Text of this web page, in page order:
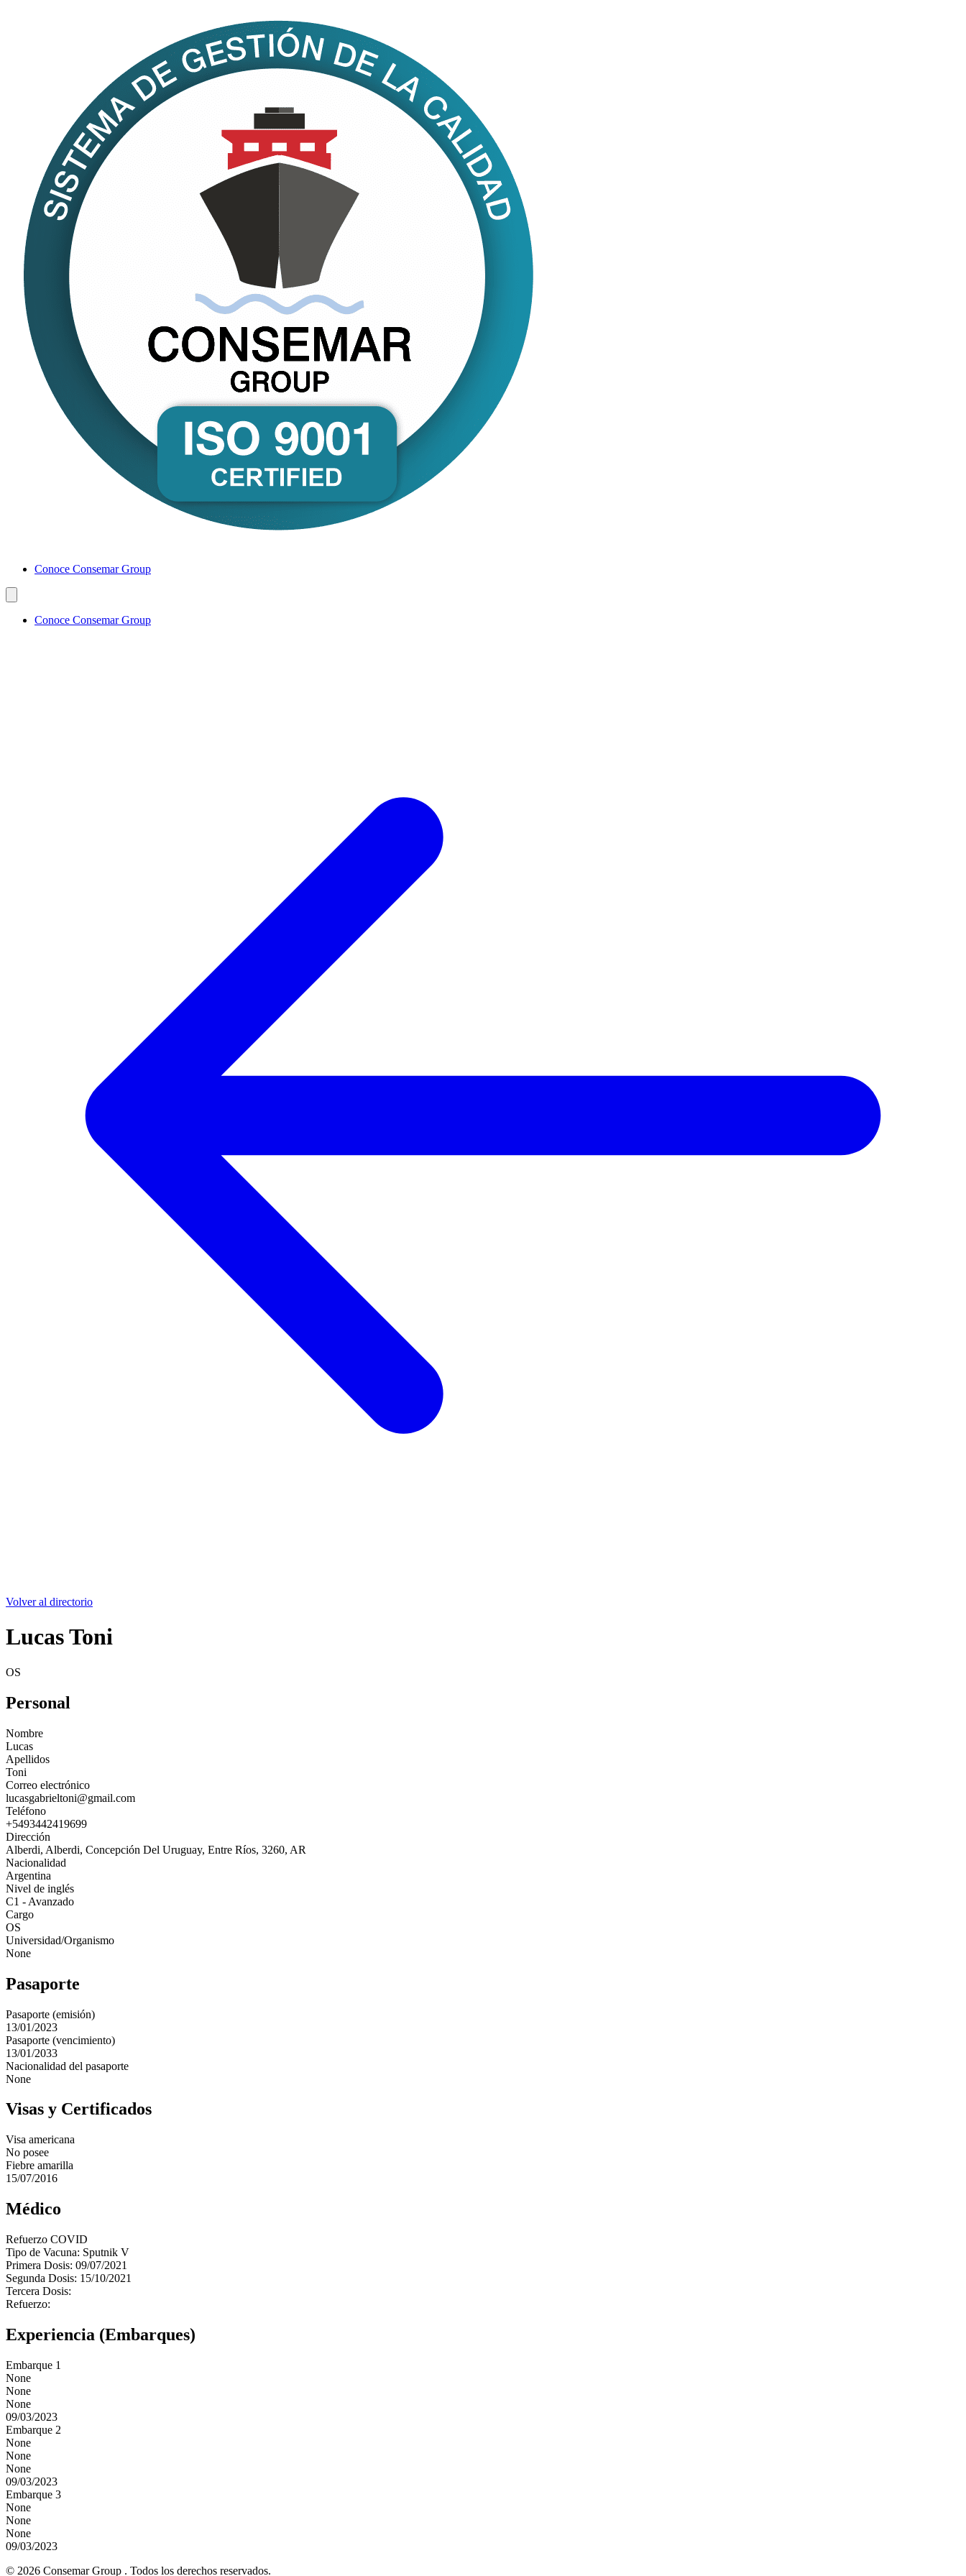
Conoce Consemar Group
Conoce Consemar Group
Volver al directorio
Lucas Toni
OS
Personal
Nombre
Lucas
Apellidos
Toni
Correo electrónico
lucasgabrieltoni@gmail.com
Teléfono
+5493442419699
Dirección
Alberdi, Alberdi, Concepción Del Uruguay, Entre Ríos, 3260, AR
Nacionalidad
Argentina
Nivel de inglés
C1 - Avanzado
Cargo
OS
Universidad/Organismo
None
Pasaporte
Pasaporte (emisión)
13/01/2023
Pasaporte (vencimiento)
13/01/2033
Nacionalidad del pasaporte
None
Visas y Certificados
Visa americana
No posee
Fiebre amarilla
15/07/2016
Médico
Refuerzo COVID
Tipo de Vacuna: Sputnik V
Primera Dosis: 09/07/2021
Segunda Dosis: 15/10/2021
Tercera Dosis:
Refuerzo:
Experiencia (Embarques)
Embarque 1
None
None
None
09/03/2023
Embarque 2
None
None
None
09/03/2023
Embarque 3
None
None
None
09/03/2023
© 2026 Consemar Group . Todos los derechos reservados.